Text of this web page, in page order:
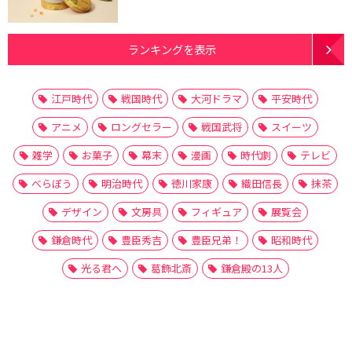
ランキングを表示
江戸時代 戦国時代 大河ドラマ
平安時代
アニメ
ロングセラー 戦国武将
スイーツ
雑学
お菓子 幕末 漫画 時代劇
テレビ
べらぼう
明治時代 徳川家康 織田信長
抹茶
デザイン
文房具 フィギュア
展覧会
鎌倉時代
豊臣秀吉 豊臣兄弟！
昭和時代
光る君へ
葛飾北斎 鎌倉殿の13人